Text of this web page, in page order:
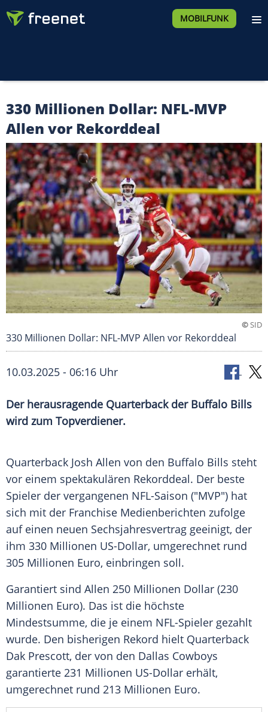
MOBILFUNK
330 Millionen Dollar: NFL-MVP
Allen vor Rekorddeal
©SID
330 Millionen Dollar: NFL-MVP Allen vor Rekorddeal
10.03.2025 - 06:16 Uhr
Der herausragende Quarterback der Buffalo Bills
wird zum Topverdiener.
Quarterback Josh Allen von den Buffalo Bills steht
vor einem spektakulären Rekorddeal. Der beste
Spieler der vergangenen NFL-Saison ("MVP") hat
sich mit der Franchise Medienberichten zufolge
auf einen neuen Sechsjahresvertrag geeinigt, der
ihm 330 Millionen US-Dollar, umgerechnet rund
305 Millionen Euro, einbringen soll.
Garantiert sind Allen 250 Millionen Dollar (230
Millionen Euro). Das ist die höchste
Mindestsumme, die je einem NFL-Spieler gezahlt
wurde. Den bisherigen Rekord hielt Quarterback
Dak Prescott, der von den Dallas Cowboys
garantierte 231 Millionen US-Dollar erhält,
umgerechnet rund 213 Millionen Euro.